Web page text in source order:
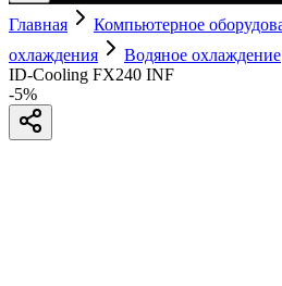
Главная Компьютерное
охлаждения
Водяное охлаждение
ID-Cooling FX240 INF
-5%